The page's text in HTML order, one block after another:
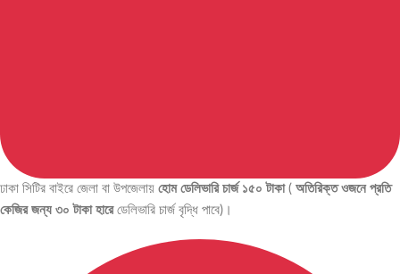
ঢাকা সিটির বাইরে জেলা বা উপজেলায় হোম ডেলিভারি চার্জ ১৫০ টাকা ( অতিরিক্ত ওজনে প্রতি
কেজির জন্য ৩০ টাকা হারেডেলিভারি চার্জ বৃদ্ধি পাবে)।